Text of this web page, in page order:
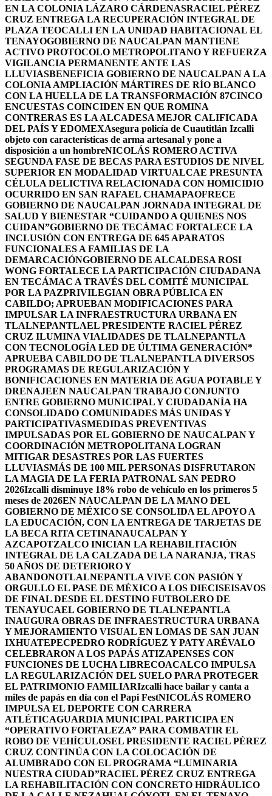
EN LA COLONIA LÁZARO CÁRDENASRACIEL PÉREZ
CRUZ ENTREGA LA RECUPERACIÓN INTEGRAL DE
PLAZA TEOCALLI EN LA UNIDAD HABITACIONAL EL
TENAYOGOBIERNO DE NAUCALPAN MANTIENE
ACTIVO PROTOCOLO METROPOLITANO Y REFUERZA
VIGILANCIA PERMANENTE ANTE LAS
LLUVIASBENEFICIA GOBIERNO DE NAUCALPAN A LA
COLONIA AMPLIACIÓN MÁRTIRES DE RÍO BLANCO
CON LA HUELLA DE LA TRANSFORMACIÓN 87CINCO
ENCUESTAS COINCIDEN EN QUE ROMINA
CONTRERAS ES LA ALCADESA MEJOR CALIFICADA
DEL PAÍS Y EDOMEXAsegura policía de Cuautitlán Izcalli
objeto con características de arma artesanal y pone a
disposición a un hombreNICOLÁS ROMERO ACTIVA
SEGUNDA FASE DE BECAS PARA ESTUDIOS DE NIVEL
SUPERIOR EN MODALIDAD VIRTUALCAE PRESUNTA
CÉLULA DELICTIVA RELACIONADA CON HOMICIDIO
OCURRIDO EN SAN RAFAEL CHAMAPAOFRECE
GOBIERNO DE NAUCALPAN JORNADA INTEGRAL DE
SALUD Y BIENESTAR “CUIDANDO A QUIENES NOS
CUIDAN”GOBIERNO DE TECÁMAC FORTALECE LA
INCLUSIÓN CON ENTREGA DE 645 APARATOS
FUNCIONALES A FAMILIAS DE LA
DEMARCACIÓNGOBIERNO DE ALCALDESA ROSI
WONG FORTALECE LA PARTICIPACIÓN CIUDADANA
EN TECÁMAC A TRAVÉS DEL COMITÉ MUNICIPAL
POR LA PAZPRIVILEGIAN OBRA PÚBLICA EN
CABILDO; APRUEBAN MODIFICACIONES PARA
IMPULSAR LA INFRAESTRUCTURA URBANA EN
TLALNEPANTLAEL PRESIDENTE RACIEL PÉREZ
CRUZ ILUMINA VIALIDADES DE TLALNEPANTLA
CON TECNOLOGÍA LED DE ÚLTIMA GENERACIÓN*
APRUEBA CABILDO DE TLALNEPANTLA DIVERSOS
PROGRAMAS DE REGULARIZACIÓN Y
BONIFICACIONES EN MATERIA DE AGUA POTABLE Y
DRENAJEEN NAUCALPAN TRABAJO CONJUNTO
ENTRE GOBIERNO MUNICIPAL Y CIUDADANÍA HA
CONSOLIDADO COMUNIDADES MÁS UNIDAS Y
PARTICIPATIVASMEDIDAS PREVENTIVAS
IMPULSADAS POR EL GOBIERNO DE NAUCALPAN Y
COORDINACIÓN METROPOLITANA LOGRAN
MITIGAR DESASTRES POR LAS FUERTES
LLUVIASMÁS DE 100 MIL PERSONAS DISFRUTARON
LA MAGIA DE LA FERIA PATRONAL SAN PEDRO
2026Izcalli disminuye 18% robo de vehículo en los primeros 5
meses de 2026EN NAUCALPAN DE LA MANO DEL
GOBIERNO DE MÉXICO SE CONSOLIDA EL APOYO A
LA EDUCACIÓN, CON LA ENTREGA DE TARJETAS DE
LA BECA RITA CETINANAUCALPAN Y
AZCAPOTZALCO INICIAN LA REHABILITACIÓN
INTEGRAL DE LA CALZADA DE LA NARANJA, TRAS
50 AÑOS DE DETERIORO Y
ABANDONOTLALNEPANTLA VIVE CON PASIÓN Y
ORGULLO EL PASE DE MÉXICO A LOS DIECISEISAVOS
DE FINAL DESDE EL DESTINO FUTBOLERO DE
TENAYUCAEL GOBIERNO DE TLALNEPANTLA
INAUGURA OBRAS DE INFRAESTRUCTURA URBANA
Y MEJORAMIENTO VISUAL EN LOMAS DE SAN JUAN
IXHUATEPECPEDRO RODRÍGUEZ Y PATY ARÉVALO
CELEBRARON A LOS PAPÁS ATIZAPENSES CON
FUNCIONES DE LUCHA LIBRECOACALCO IMPULSA
LA REGULARIZACIÓN DEL SUELO PARA PROTEGER
EL PATRIMONIO FAMILIARIzcalli hace bailar y canta a
miles de papás en día con el Papi FestNICOLÁS ROMERO
IMPULSA EL DEPORTE CON CARRERA
ATLÉTICAGUARDIA MUNICIPAL PARTICIPA EN
“OPERATIVO FORTALEZA” PARA COMBATIR EL
ROBO DE VEHÍCULOSEL PRESIDENTE RACIEL PÉREZ
CRUZ CONTINÚA CON LA COLOCACIÓN DE
ALUMBRADO CON EL PROGRAMA “LUMINARIA
NUESTRA CIUDAD”RACIEL PÉREZ CRUZ ENTREGA
LA REHABILITACIÓN CON CONCRETO HIDRÁULICO